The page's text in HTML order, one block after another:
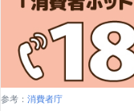
参考： 消費者庁